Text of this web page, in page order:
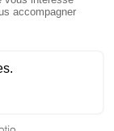
et
2026